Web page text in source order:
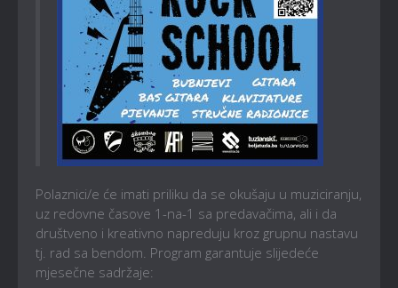
Polaznici/e će imati priliku da se okušaju u muziciranju,
uz redovne časove 1-na-1 sa predavačima, ali i da
društveno i kreativno napreduju kroz grupnu nastavu
tj. rad sa bendom. Program garantuje slijedeće
mjesečne sadržaje: